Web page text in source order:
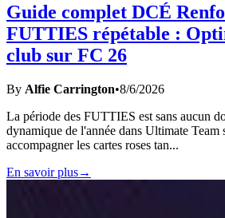
Guide complet DCÉ
FUTTIES répétable :
club sur FC 26
By Alfie Carrington•8/6/2026
La période des FUTTIES est sans aucun
dynamique de l'année dans Ultimate Team
accompagner les cartes roses tan...
En savoir plus→